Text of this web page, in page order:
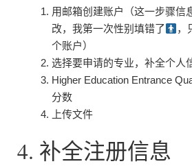
用邮箱创建账户（这一步骤信
改，我第一次性别填错了
，
个账户）
选择要申请的专业，补全个人
Higher Education Entrance
分数
上传文件
4. 补全注册信息